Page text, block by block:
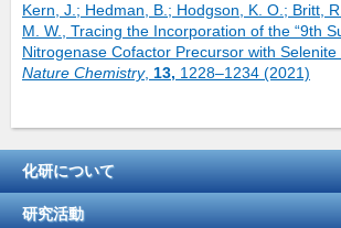
Kern, J.; Hedman, B.; Hodgson, K. O.; Britt,
M. W., Tracing the Incorporation of the “9th
Nitrogenase Cofactor Precursor with Selenite
Nature Chemistry, 13, 1228–1234 (2021)
化研について
研究活動